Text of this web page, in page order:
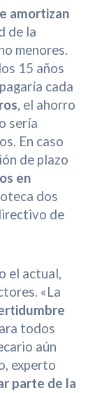
amortizan
de la
menores.
15 años
cada
, el ahorro
sería
En caso
de plazo
en
dos
de
el actual,
«La
todos
aún
experto
parte de la